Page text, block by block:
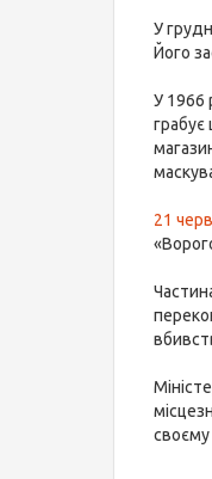
У
Його
У 1966
грабує
21
своєму